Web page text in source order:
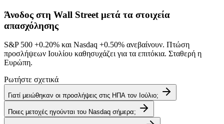
Άνοδος στη Wall Street μετά τα στοιχεία
απασχόλησης
S&P 500 +0.20% και Nasdaq +0.50% ανεβαίνουν. Πτώση
προσλήψεων Ιουλίου καθησυχάζει για τα επιτόκια. Σταθερή η
Ευρώπη.
Ρωτήστε σχετικά
Γιατί μειώθηκαν οι προσλήψεις στις ΗΠΑ τον Ιούλιο;
Ποιες μετοχές ηγούνται του Nasdaq σήμερα;